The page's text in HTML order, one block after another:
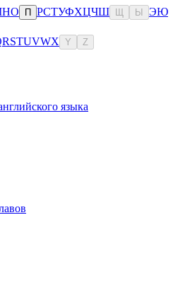
НО П РСТУФХЦЧШ Ы ЭЮ
RSTUVWX Y Z
языка